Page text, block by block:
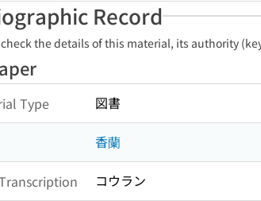
Record
check the details of this material, its authority
Type 図書
香蘭
コウラン